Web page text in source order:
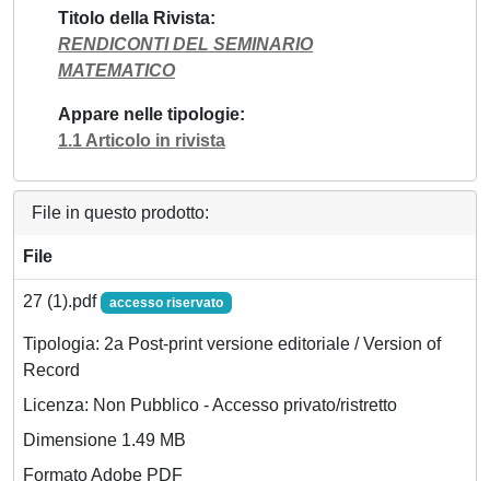
Titolo della Rivista
RENDICONTI DEL SEMINARIO
MATEMATICO
Appare nelle tipologie
1.1 Articolo in rivista
File in questo prodotto:
File
27 (1).pdf accesso riservato
Tipologia: 2a Post-print versione editoriale / Version of
Record
Licenza: Non Pubblico - Accesso privato/ristretto
Dimensione 1.49 MB
Formato Adobe PDF